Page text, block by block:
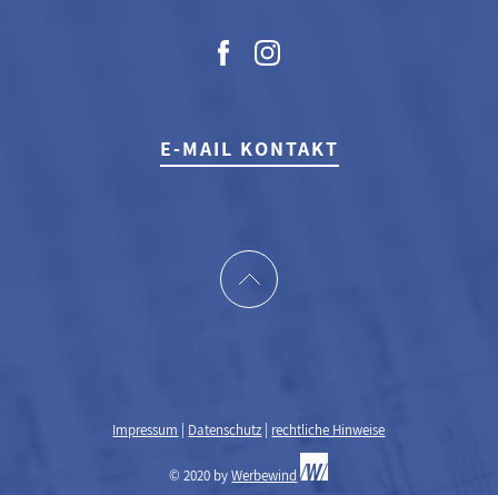
E-MAIL KONTAKT
Impressum Datenschutz rechtliche Hinweise
© 2020 byWerbewind